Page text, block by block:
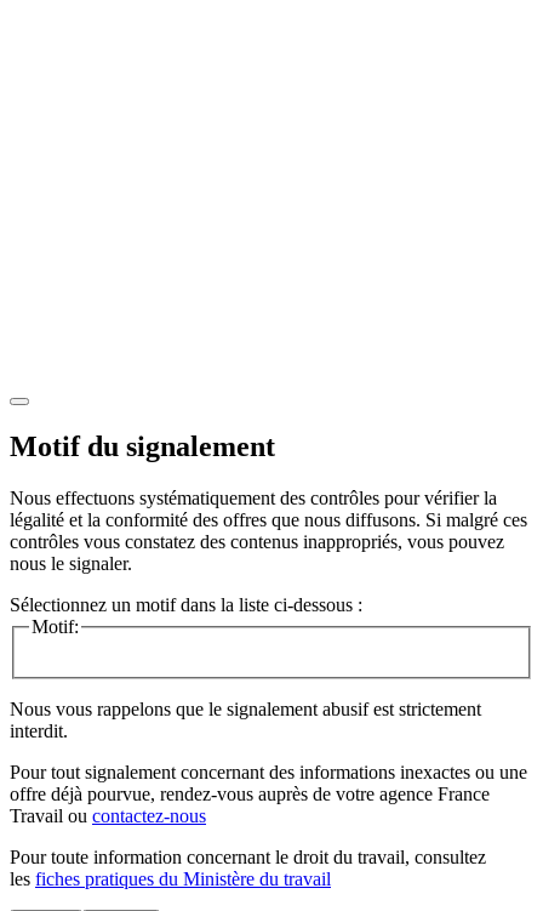
Motif du signalement
Nous effectuons systématiquement des contrôles pour vérifier la
légalité et la conformité des offres que nous diffusons. Si malgré ces
contrôles vous constatez des contenus inappropriés, vous pouvez
nous le signaler.
Sélectionnez un motif dans la liste ci-dessous :
Motif:
Nous vous rappelons que le signalement abusif est strictement
interdit.
Pour tout signalement concernant des informations inexactes ou une
offre déjà pourvue, rendez-vous auprès de votre agence France
Travail ou contactez-nous
Pour toute information concernant le droit du travail, consultez
les fiches pratiques du Ministère du travail